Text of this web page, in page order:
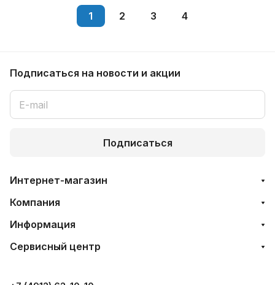
1 2 3 4
Подписаться на новости и акции
Подписаться
Интернет-магазин
Компания
Информация
Сервисный центр